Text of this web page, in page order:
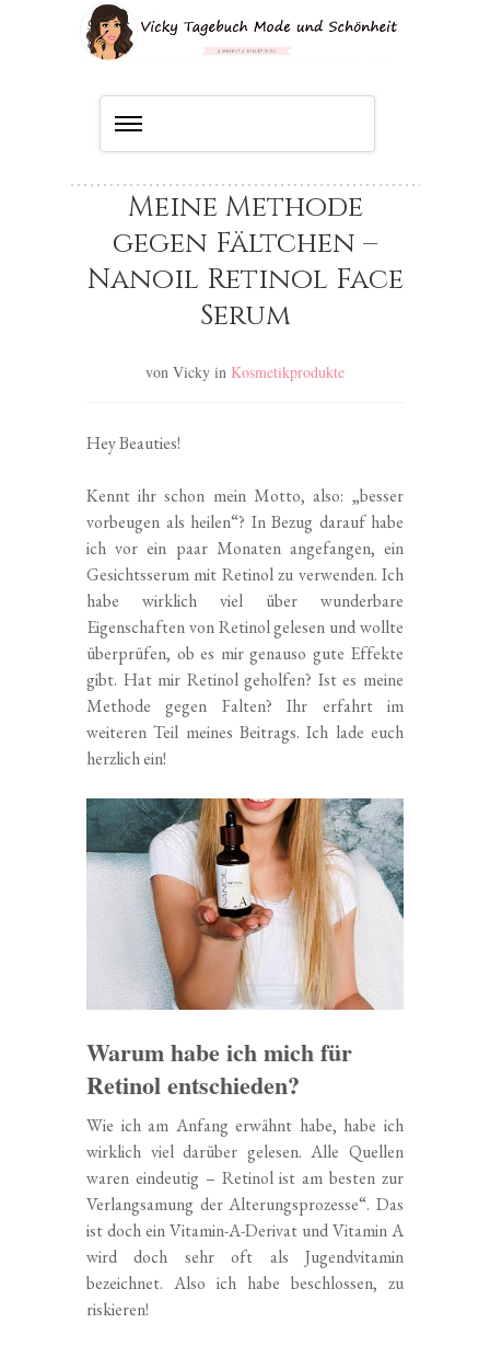
Meine Methode
gegen Fältchen –
Nanoil Retinol Face
Serum
von Vicky in Kosmetikprodukte
Hey Beauties!
Kennt ihr schon mein Motto, also: „besser
vorbeugen als heilen“? In Bezug darauf habe
ich vor ein paar Monaten angefangen, ein
Gesichtsserum mit Retinol zu verwenden. Ich
habe wirklich viel über wunderbare
Eigenschaften von Retinol gelesen und wollte
überprüfen, ob es mir genauso gute Effekte
gibt. Hat mir Retinol geholfen? Ist es meine
Methode gegen Falten? Ihr erfahrt im
weiteren Teil meines Beitrags. Ich lade euch
herzlich ein!
Warum habe ich mich für
Retinol entschieden?
Wie ich am Anfang erwähnt habe, habe ich
wirklich viel darüber gelesen. Alle Quellen
waren eindeutig – Retinol ist am besten zur
Verlangsamung der Alterungsprozesse“. Das
ist doch ein Vitamin-A-Derivat und Vitamin A
wird doch sehr oft als Jugendvitamin
bezeichnet. Also ich habe beschlossen, zu
riskieren!